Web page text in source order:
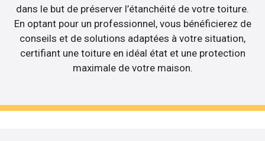
dans le but de préserver l’étanchéité de votre toiture.
En optant pour un professionnel, vous bénéficierez de
conseils et de solutions adaptées à votre situation,
certifiant une toiture en idéal état et une protection
maximale de votre maison.